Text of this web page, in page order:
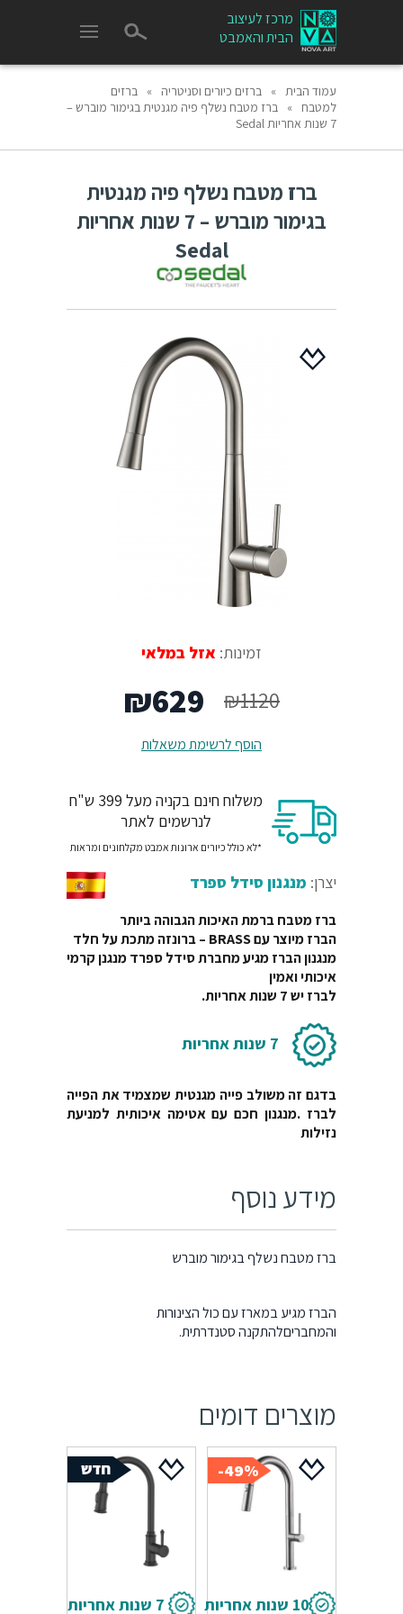
מרכז לעיצוב
הבית והאמבט
עמוד הבית » ברזים כיורים וסניטריה »
ברזים
למטבח »
ברז מטבח נשלף פיה מגנטית בגימור מוברש –
7 שנות אחריות Sedal
ברז מטבח נשלף פיה מגנטית
בגימור מוברש – 7 שנות אחריות
Sedal
זמינות: אזל במלאי
₪1120
המחיר
המקורי
₪1120.
₪629
₪629.
הוסף לרשימת משאלות
משלוח חינם בקניה מעל 399 ש"ח
לנרשמים לאתר
*לא כולל כיורים ארונות אמבט מקלחונים ומראות
יצרן: מנגנון סידל ספרד
ברז מטבח ברמת האיכות הגבוהה ביותר
הברז מיוצר עם BRASS – ברונזה מתכת על חלד
מנגנון הברז מגיע מחברת סידל ספרד מנגנן קרמי
איכותי ואמין
לברז יש 7 שנות אחריות.
7 שנות אחריות
בדגם זה משולב פייה מגנטית שמצמיד את הפייה
לברז .מנגנון חכם עם אטימה איכותית למניעת
נזילות
מידע נוסף
ברז מטבח נשלף בגימור מוברש
הברז מגיע במארז עם כול הצינורות
והמחבריםלהתקנה סטנדרתית.
מוצרים דומים
49%-
10 שנות אחריות
7 שנות אחריות